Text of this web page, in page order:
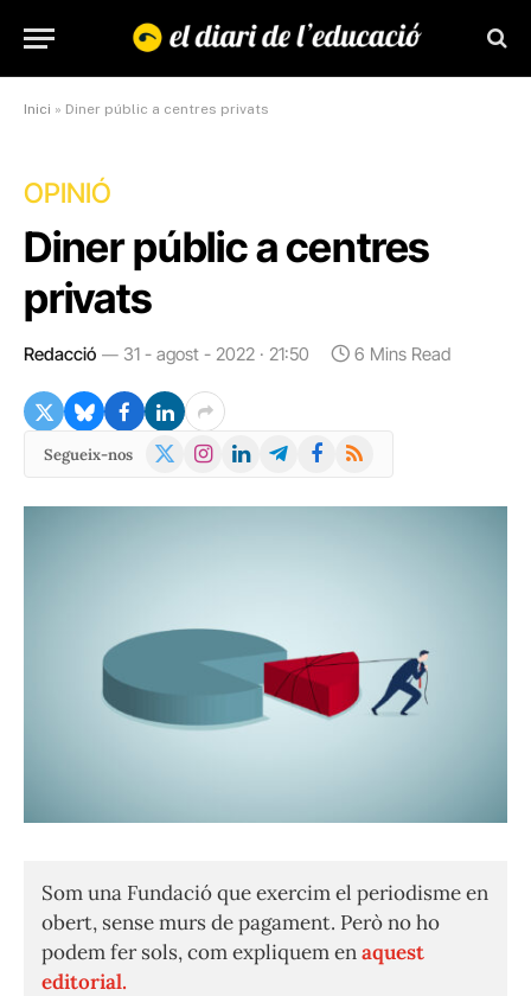
Inici » Diner públic a centres privats
OPINIÓ
Diner públic a centres
privats
Redacció 31 - agost - 2022 · 21:50 6 Mins Read
Segueix-nos
X
Instagram
LinkedInTelegramFacebook
RSS
Som una Fundació que exercim el periodisme en
obert, sense murs de pagament. Però no ho
podem fer sols, com expliquem enaquest
editorial.